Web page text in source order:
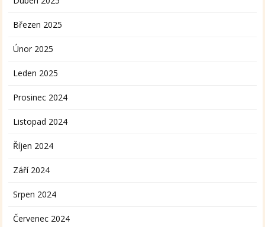
Březen 2025
Únor 2025
Leden 2025
Prosinec 2024
Listopad 2024
Říjen 2024
Září 2024
Srpen 2024
Červenec 2024